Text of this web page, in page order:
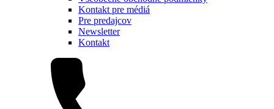
Kontakt pre médiá
Pre predajcov
Newsletter
Kontakt